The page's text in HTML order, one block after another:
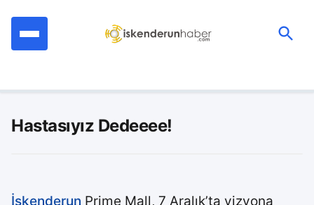
Hastasıyız Dedeeee!
İskenderun Prime Mall, 7 Aralık’ta vizyona